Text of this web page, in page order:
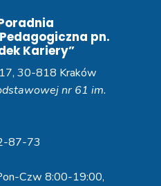
pn.
Kariery”
30-818 Kraków
nr 61 im.
87-73
Czw 8:00-19:00,